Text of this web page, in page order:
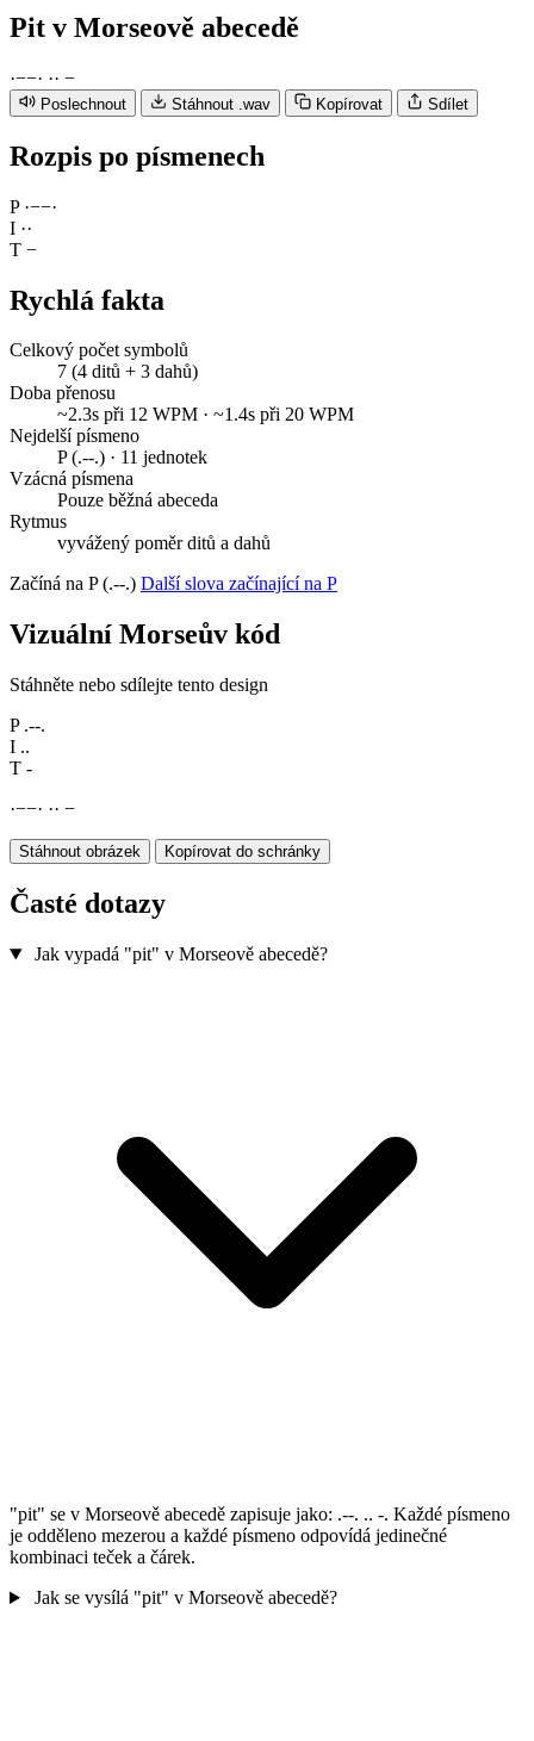
Pit v Morseově abecedě
·−−· ·· −
Poslechnout Stáhnout .wav Kopírovat Sdílet
Rozpis po písmenech
P ·−−·
I ··
T −
Rychlá fakta
Celkový počet symbolů
7 (4 ditů + 3 dahů)
Doba přenosu
~2.3s při 12 WPM · ~1.4s při 20 WPM
Nejdelší písmeno
P (.--.) · 11 jednotek
Vzácná písmena
Pouze běžná abeceda
Rytmus
vyvážený poměr ditů a dahů
Začíná na P (.--.) Další slova začínající na P
Vizuální Morseův kód
Stáhněte nebo sdílejte tento design
P .--.
I ..
T -
·−−· ·· −
Stáhnout obrázek Kopírovat do schránky
Časté dotazy
Jak vypadá "pit" v Morseově abecedě?
"pit" se v Morseově abecedě zapisuje jako: .--. .. -. Každé písmeno
je odděleno mezerou a každé písmeno odpovídá jedinečné
kombinaci teček a čárek.
Jak se vysílá "pit" v Morseově abecedě?